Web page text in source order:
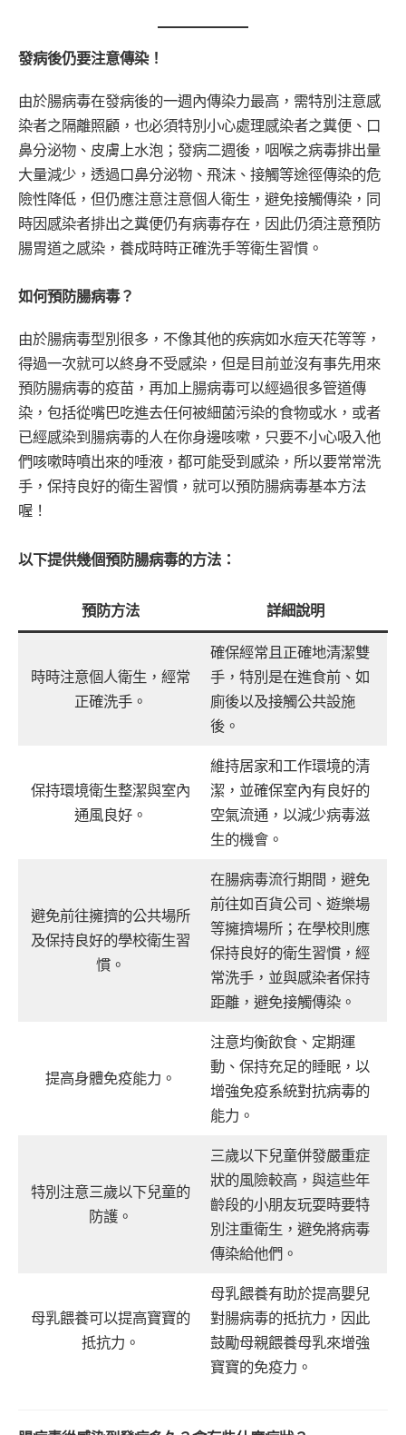
發病後仍要注意傳染！
由於腸病毒在發病後的一週內傳染力最高，需特別注意感
染者之隔離照顧，也必須特別小心處理感染者之糞便、口
鼻分泌物、皮膚上水泡；發病二週後，咽喉之病毒排出量
大量減少，透過口鼻分泌物、飛沫、接觸等途徑傳染的危
險性降低，但仍應注意注意個人衛生，避免接觸傳染，同
時因感染者排出之糞便仍有病毒存在，因此仍須注意預防
腸胃道之感染，養成時時正確洗手等衛生習慣。
如何預防腸病毒？
由於腸病毒型別很多，不像其他的疾病如水痘天花等等，
得過一次就可以終身不受感染，但是目前並沒有事先用來
預防腸病毒的疫苗，再加上腸病毒可以經過很多管道傳
染，包括從嘴巴吃進去任何被細菌污染的食物或水，或者
已經感染到腸病毒的人在你身邊咳嗽，只要不小心吸入他
們咳嗽時噴出來的唾液，都可能受到感染，所以要常常洗
手，保持良好的衛生習慣，就可以預防腸病毒基本方法
喔！
以下提供幾個預防腸病毒的方法：
預防方法 詳細說明
時時注意個人衛生，經常
正確洗手。
確保經常且正確地清潔雙
手，特別是在進食前、如
廁後以及接觸公共設施
後。
保持環境衛生整潔與室內
通風良好。
維持居家和工作環境的清
潔，並確保室內有良好的
空氣流通，以減少病毒滋
生的機會。
避免前往擁擠的公共場所
及保持良好的學校衛生習
慣。
在腸病毒流行期間，避免
前往如百貨公司、遊樂場
等擁擠場所；在學校則應
保持良好的衛生習慣，經
常洗手，並與感染者保持
距離，避免接觸傳染。
提高身體免疫能力。
注意均衡飲食、定期運
動、保持充足的睡眠，以
增強免疫系統對抗病毒的
能力。
特別注意三歲以下兒童的
防護。
三歲以下兒童併發嚴重症
狀的風險較高，與這些年
齡段的小朋友玩耍時要特
別注重衛生，避免將病毒
傳染給他們。
母乳餵養可以提高寶寶的
抵抗力。
母乳餵養有助於提高嬰兒
對腸病毒的抵抗力，因此
鼓勵母親餵養母乳來增強
寶寶的免疫力。